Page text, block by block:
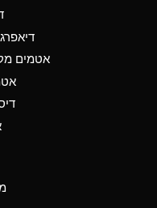
Anhydrous
Gas (cold)
Gas (hot)
אטמים